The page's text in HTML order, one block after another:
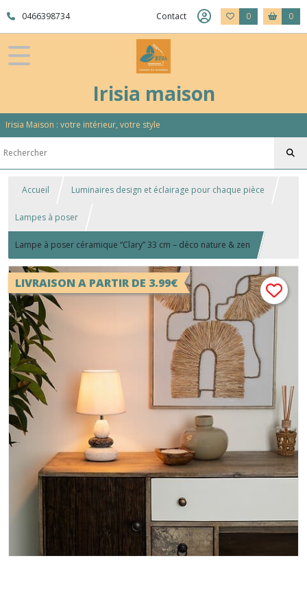
0466398734 Contact 0 0
Irisia maison
Irisia Maison : votre intérieur, votre style
Accueil Luminaires design et éclairage pour chaque pièce
Lampes à poser
Lampe à poser céramique “Clary” 33 cm – déco nature & zen
LIVRAISON A PARTIR DE 3.99€